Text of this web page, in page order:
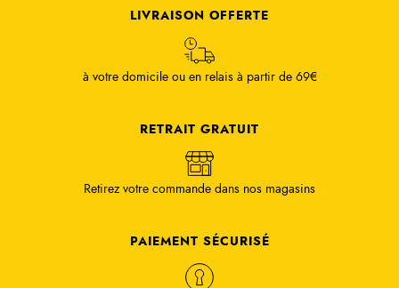
LIVRAISON OFFERTE
à votre domicile ou en relais à partir de 69€
RETRAIT GRATUIT
Retirez votre commande dans nos magasins
PAIEMENT SÉCURISÉ